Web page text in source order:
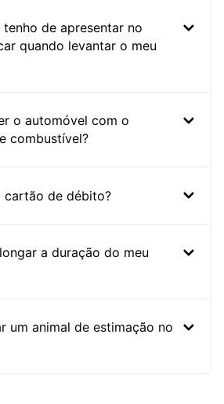
de apresentar no
quando levantar o meu
o automóvel com o
combustível?
cartão de débito?
a duração do meu
um animal de estimação no